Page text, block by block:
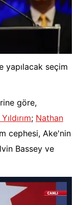
yapılacak seçim
göre,
; Nathan
cephesi, Ake'nin
Bassey ve